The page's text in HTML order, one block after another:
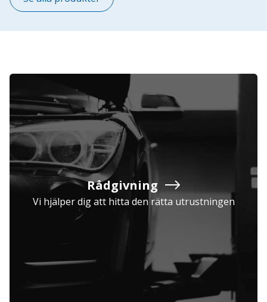
Exkl. moms
Privatperson Inkl. moms
Rådgivning
Vi hjälper dig att hitta den rätta utrustningen